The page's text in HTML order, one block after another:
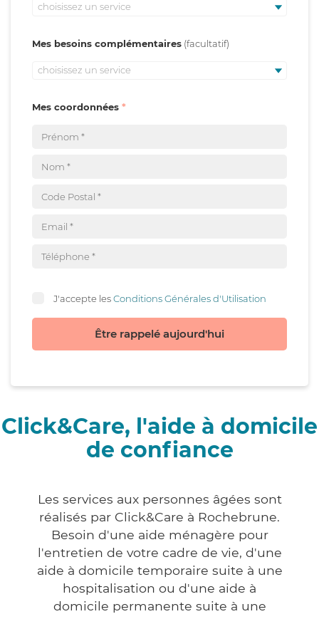
choisissez un service
Mes besoins complémentaires
choisissez un service
Mes coordonnées
J'accepte lesConditions Générales d'Utilisation
Être rappelé aujourd'hui
Click&Care, l'aide à domicile
de confiance
Les services aux personnes âgées sont
réalisés par Click&Care à Rochebrune.
Besoin d'une aide ménagère pour
l'entretien de votre cadre de vie, d'une
aide à domicile temporaire suite à une
hospitalisation ou d'une aide à
domicile permanente suite à une